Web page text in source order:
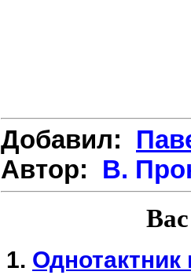
Добавил:
Автор: В.